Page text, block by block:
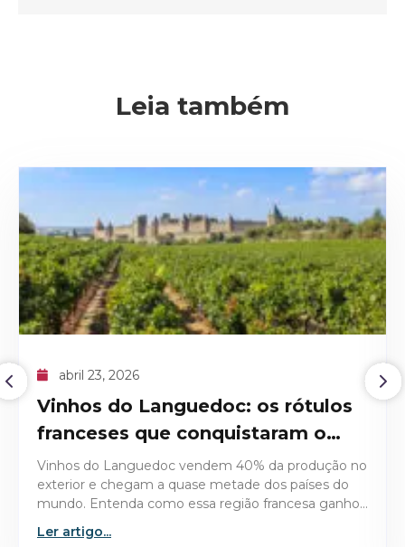
Leia também
abril 09, 2026
O recorde histórico do Domaine
de la Romanée-Conti 1945
Descubra os detalhes técnicos e históricos que
tornaram o Domaine de la Romanée-Conti 1945 a
garrafa mais valiosa já leiloada no mercado de vinhos
Ler artigo...